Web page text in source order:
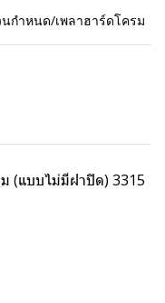
กำหนด/เพลาฮาร์ดโครม
(แบบไม่มีฝาปิด) 3315